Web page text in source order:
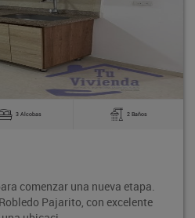
2 Baños
etapa.
Arriendo
Excelente
tradicional